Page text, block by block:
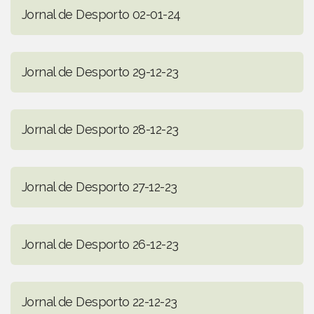
Jornal de Desporto 02-01-24
Jornal de Desporto 29-12-23
Jornal de Desporto 28-12-23
Jornal de Desporto 27-12-23
Jornal de Desporto 26-12-23
Jornal de Desporto 22-12-23